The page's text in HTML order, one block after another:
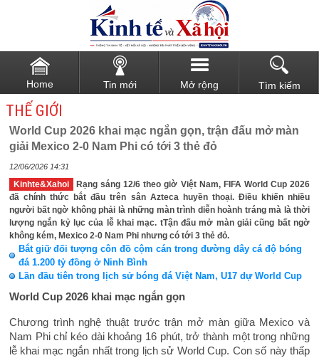
Home Tin mới Mở rộng Tìm kiếm
THẾ GIỚI
World Cup 2026 khai mạc ngắn gọn, trận đấu mở màn
giải Mexico 2-0 Nam Phi có tới 3 thẻ đỏ
12/06/2026 14:31
Kinhte&Xahoi
Rạng sáng 12/6 theo giờ Việt Nam, FIFA World Cup 2026
đã chính thức bắt đầu trên sân Azteca huyền thoại. Điều khiến nhiều
người bất ngờ không phải là những màn trình diễn hoành tráng mà là thời
lượng ngắn kỷ lục của lễ khai mạc. tTận đấu mở màn giải cũng bất ngờ
không kém, Mexico 2-0 Nam Phi nhưng có tới 3 thẻ đỏ.
Bắt giữ đối tượng côn đồ cộm cán trong đường dây cá độ bóng
đá 1.200 tỷ đồng ở Ninh Bình
Lần đầu tiên trong lịch sử bóng đá Việt Nam, U17 dự World Cup
World Cup 2026 khai mạc ngắn gọn
Chương trình nghệ thuật trước trận mở màn giữa Mexico và
Nam Phi chỉ kéo dài khoảng 16 phút, trở thành một trong những
lễ khai mạc ngắn nhất trong lịch sử World Cup. Con số này thấp